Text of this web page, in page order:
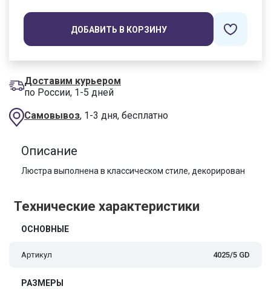
ДОБАВИТЬ В КОРЗИНУ
Доставим курьером
по России, 1-5 дней
Самовывоз, 1-3 дня, бесплатно
Описание
Люстра выполнена в классическом стиле, декорирован
Технические характеристики
ОСНОВНЫЕ
Артикул 4025/5 GD
РАЗМЕРЫ